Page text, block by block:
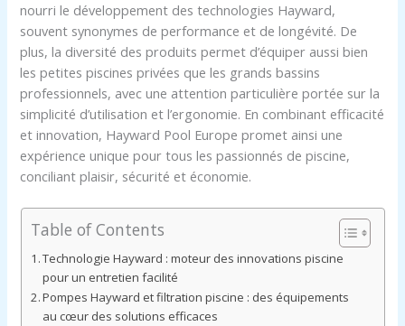
nourri le développement des technologies Hayward,
souvent synonymes de performance et de longévité. De
plus, la diversité des produits permet d’équiper aussi bien
les petites piscines privées que les grands bassins
professionnels, avec une attention particulière portée sur la
simplicité d’utilisation et l’ergonomie. En combinant efficacité
et innovation, Hayward Pool Europe promet ainsi une
expérience unique pour tous les passionnés de piscine,
conciliant plaisir, sécurité et économie.
Table of Contents
Technologie Hayward : moteur des innovations piscine
pour un entretien facilité
Pompes Hayward et filtration piscine : des équipements
au cœur des solutions efficaces